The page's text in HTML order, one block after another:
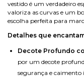
vestido é um verdadeiro
valoriza as curvas e um
escolha perfeita para
Detalhes que
Decote Profundo
por um decote
segurança e caimento